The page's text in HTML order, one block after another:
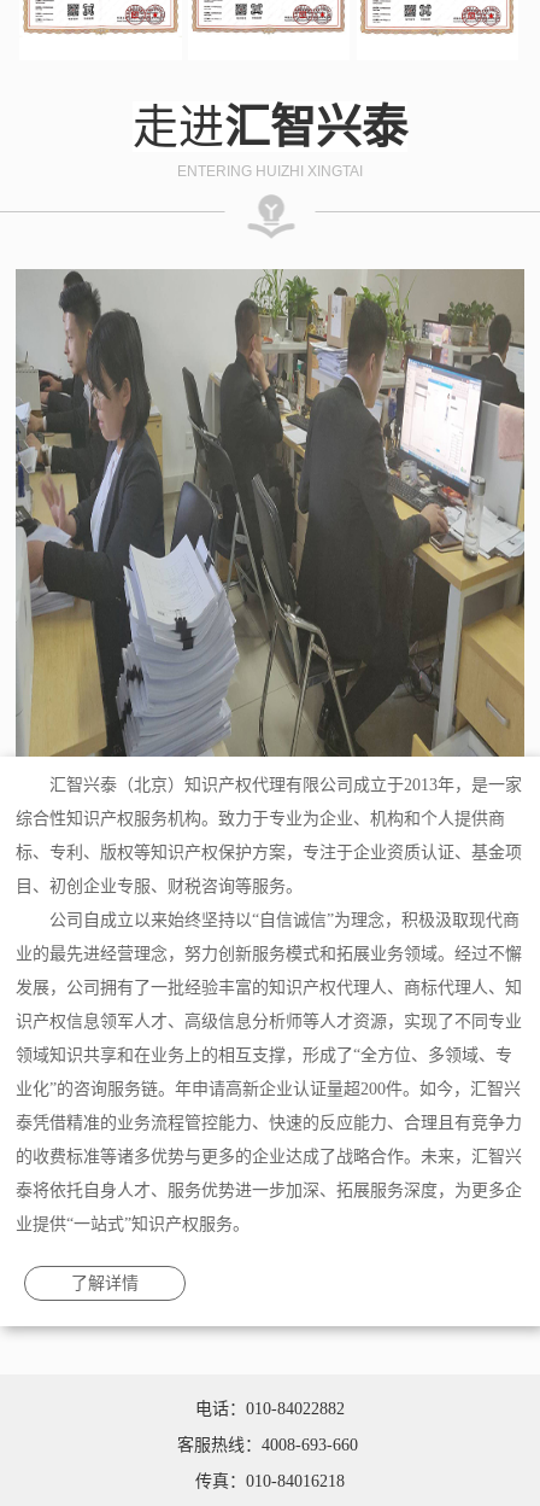
走进汇智兴泰
ENTERING HUIZHI XINGTAI
汇智兴泰（北京）知识产权代理有限公司成立于2013年，是一家
综合性知识产权服务机构。致力于专业为企业、机构和个人提供商
标、专利、版权等知识产权保护方案，专注于企业资质认证、基金项
目、初创企业专服、财税咨询等服务。
公司自成立以来始终坚持以“自信诚信”为理念，积极汲取现代商
业的最先进经营理念，努力创新服务模式和拓展业务领域。经过不懈
发展，公司拥有了一批经验丰富的知识产权代理人、商标代理人、知
识产权信息领军人才、高级信息分析师等人才资源，实现了不同专业
领域知识共享和在业务上的相互支撑，形成了“全方位、多领域、专
业化”的咨询服务链。年申请高新企业认证量超200件。如今，汇智兴
泰凭借精准的业务流程管控能力、快速的反应能力、合理且有竞争力
的收费标准等诸多优势与更多的企业达成了战略合作。未来，汇智兴
泰将依托自身人才、服务优势进一步加深、拓展服务深度，为更多企
业提供“一站式”知识产权服务。
了解详情
电话：010-84022882
客服热线：4008-693-660
传真：010-84016218